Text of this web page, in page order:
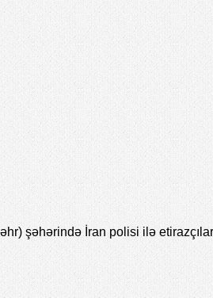
şəhərində İran polisi ilə